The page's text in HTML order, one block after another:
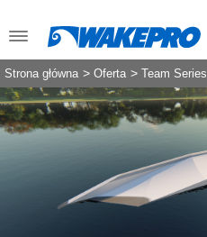
Strona główna Oferta Team Series